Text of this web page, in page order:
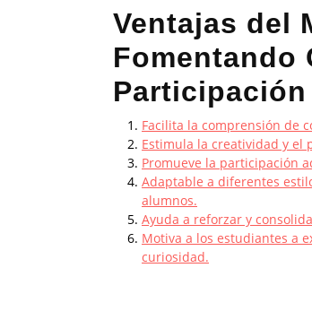
Ventajas del
Fomentando
Facilita la comprensión de
Estimula la creatividad y el
Promueve la participación
Adaptable a diferentes
alumnos.
Ayuda a reforzar y
Motiva a los estudiantes a
curiosidad.